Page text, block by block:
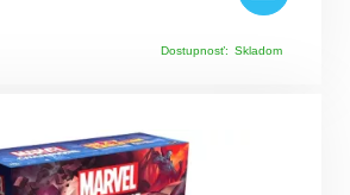
Dostupnosť: Skladom